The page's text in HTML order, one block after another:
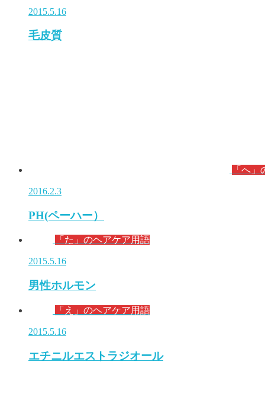
2015.5.16
毛皮質
「へ
2016.2.3
PH(ペーハー）
「た」のヘアケア用語
2015.5.16
男性ホルモン
「え」のヘアケア用語
2015.5.16
エチニルエストラジオール